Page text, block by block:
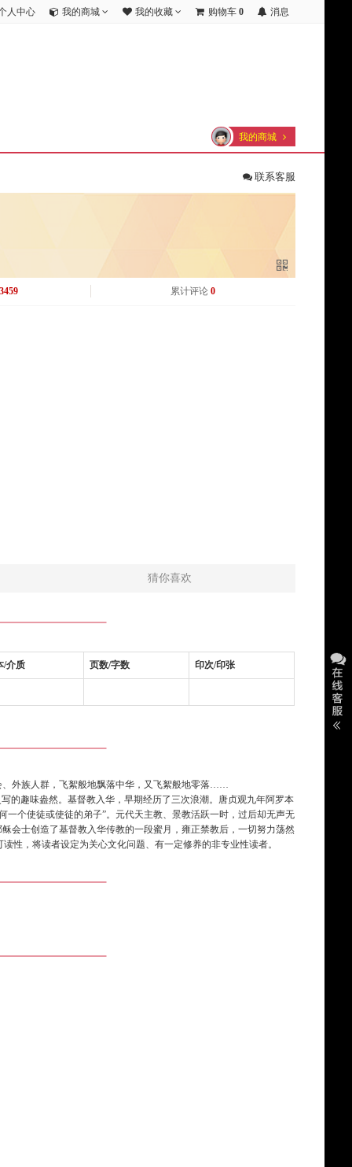
人中心 我的商城 我的收藏 购物车 0 消息
我的商城
联系客服
3459 累计评论 0
猜你喜欢
/介质 页数/字数 印次/印张
外族人群，飞絮般地飘落中华，又飞絮般地零落……
趣味盎然。基督教入华，早期经历了三次浪潮。唐贞观九年阿罗本
个使徒或使徒的弟子”。元代天主教、景教活跃一时，过后却无声无
会士创造了基督教入华传教的一段蜜月，雍正禁教后，一切努力荡然
性，将读者设定为关心文化问题、有一定修养的非专业性读者。